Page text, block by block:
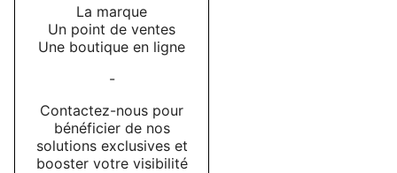
La marque
Un point de ventes
Une boutique en ligne
-
Contactez-nous pour
bénéficier de nos
solutions exclusives et
booster votre visibilité